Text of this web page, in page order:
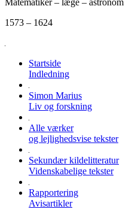
Matematiker – læge – astronom
1573 – 1624
Startside
Indledning
Simon Marius
Liv og forskning
Alle værker
og lejlighedsvise tekster
Sekundær kildelitteratur
Videnskabelige tekster
Rapportering
Avisartikler